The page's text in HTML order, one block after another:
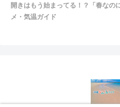
開きはもう始まってる！？「春なの
メ・気温ガイド